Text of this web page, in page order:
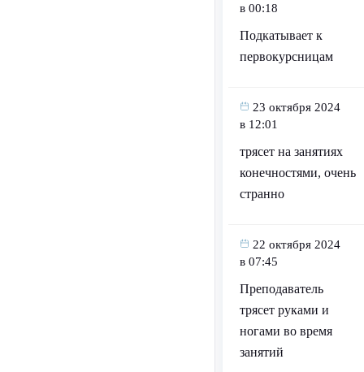
в 00:18
Подкатывает к
первокурсницам
23 октября 2024
в 12:01
трясет на занятиях
конечностями, очень
странно
22 октября 2024
в 07:45
Преподаватель
трясет руками и
ногами во время
занятий